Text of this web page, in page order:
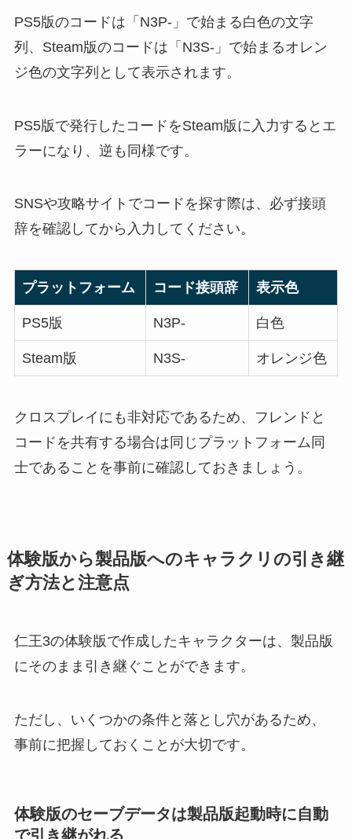
PS5版のコードは「N3P-」で始まる白色の文字
列、Steam版のコードは「N3S-」で始まるオレン
ジ色の文字列として表示されます。
PS5版で発行したコードをSteam版に入力するとエ
ラーになり、逆も同様です。
SNSや攻略サイトでコードを探す際は、必ず接頭
辞を確認してから入力してください。
プラットフォーム コード接頭辞 表示色
PS5版 N3P- 白色
Steam版 N3S- オレンジ色
クロスプレイにも非対応であるため、フレンドと
コードを共有する場合は同じプラットフォーム同
士であることを事前に確認しておきましょう。
体験版から製品版へのキャラクリの引き継
ぎ方法と注意点
仁王3の体験版で作成したキャラクターは、製品版
にそのまま引き継ぐことができます。
ただし、いくつかの条件と落とし穴があるため、
事前に把握しておくことが大切です。
体験版のセーブデータは製品版起動時に自動
で引き継がれる